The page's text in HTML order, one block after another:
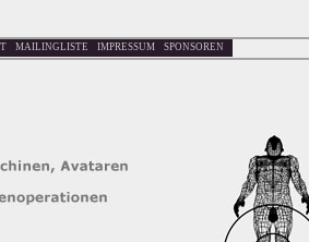
MAILINGLISTE IMPRESSUM SPONSOREN